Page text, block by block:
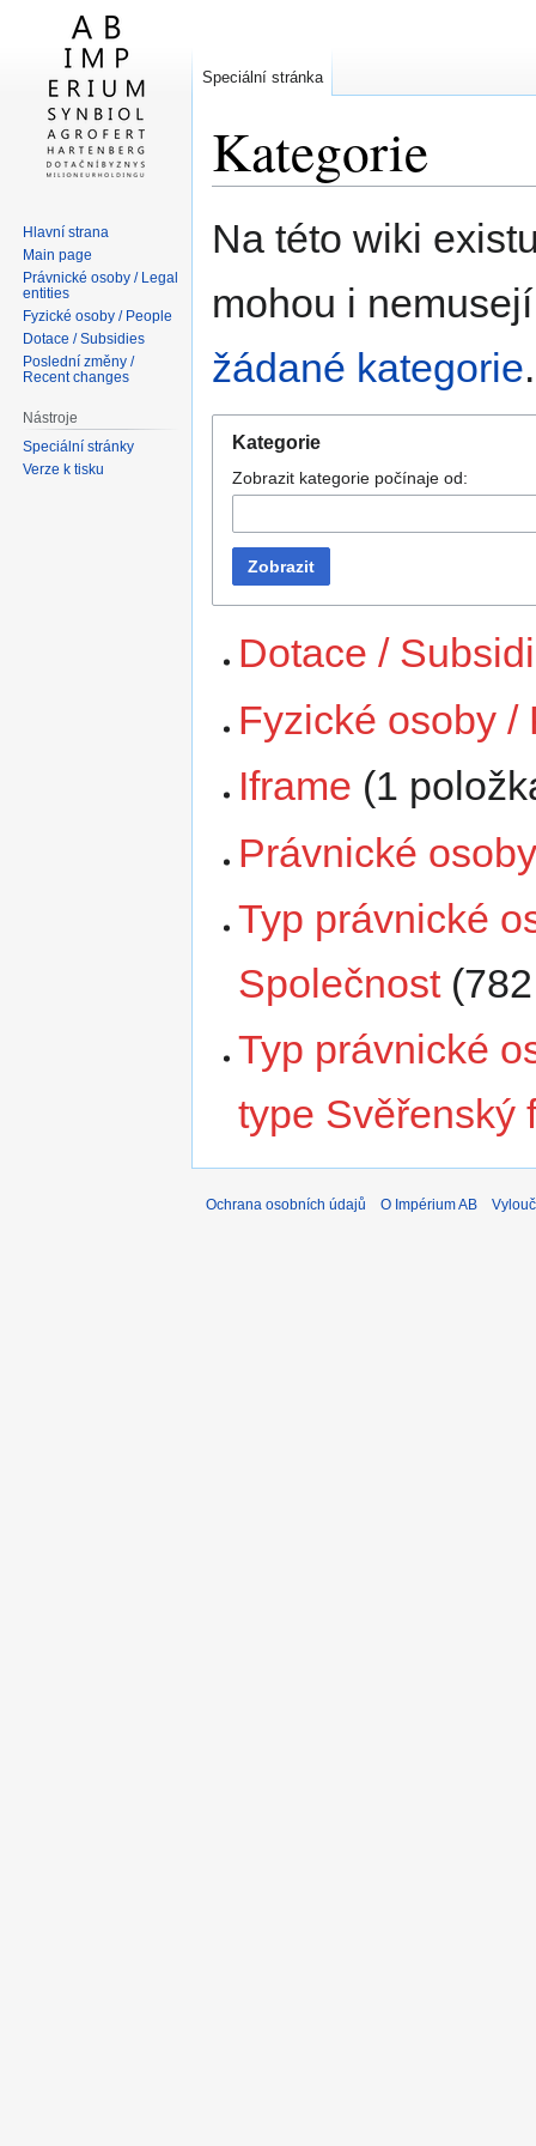
Kategorie
na
na
Na této wiki
mohou i
žádané kategorie.
Kategorie
Zobrazit kategorie počínaje od:
Zobrazit
Dotace /
Fyzické osoby /
Iframe (1
Právnické
Typ právnické
Společnost
Typ právnické
type Svěřenský
Speciální stránka
Hlavní strana
Main page
Právnické osoby / Legal
entities
Fyzické osoby / People
Dotace / Subsidies
Poslední změny /
Recent changes
Nástroje
Speciální stránky
Verze k tisku
Ochrana osobních údajů O Impérium AB